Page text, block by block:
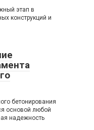
этап в
конструкций и
бетонирования
основой любой
надежность